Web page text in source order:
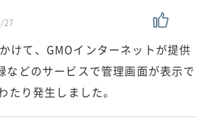
27
けて、GMOインターネットが提供
どのサービスで管理画面が表示で
り発生しました。